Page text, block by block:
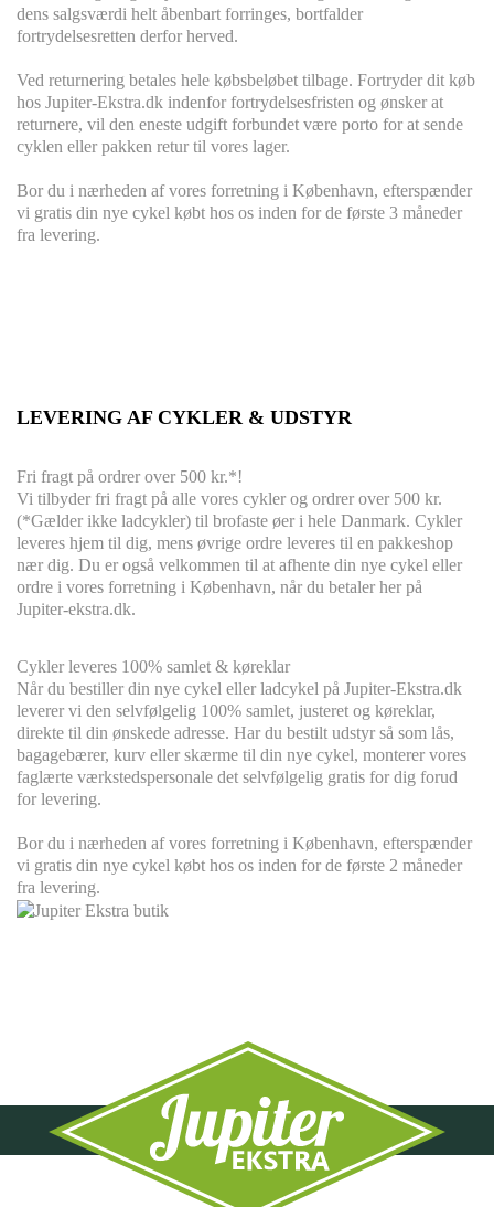
dens salgsværdi helt åbenbart forringes, bortfalder
fortrydelsesretten derfor herved.
Ved returnering betales hele købsbeløbet tilbage. Fortryder dit køb
hos Jupiter-Ekstra.dk indenfor fortrydelsesfristen og ønsker at
returnere, vil den eneste udgift forbundet være porto for at sende
cyklen eller pakken retur til vores lager.
Bor du i nærheden af vores forretning i København, efterspænder
vi gratis din nye cykel købt hos os inden for de første 3 måneder
fra levering.
LEVERING AF CYKLER & UDSTYR
Fri fragt på ordrer over 500 kr.*!
Vi tilbyder fri fragt på alle vores cykler og ordrer over 500 kr.
(*Gælder ikke ladcykler) til brofaste øer i hele Danmark. Cykler
leveres hjem til dig, mens øvrige ordre leveres til en pakkeshop
nær dig. Du er også velkommen til at afhente din nye cykel eller
ordre i vores forretning i København, når du betaler her på
Jupiter-ekstra.dk.
Cykler leveres 100% samlet & køreklar
Når du bestiller din nye cykel eller ladcykel på Jupiter-Ekstra.dk
leverer vi den selvfølgelig 100% samlet, justeret og køreklar,
direkte til din ønskede adresse. Har du bestilt udstyr så som lås,
bagagebærer, kurv eller skærme til din nye cykel, monterer vores
faglærte værkstedspersonale det selvfølgelig gratis for dig forud
for levering.
Bor du i nærheden af vores forretning i København, efterspænder
vi gratis din nye cykel købt hos os inden for de første 2 måneder
fra levering.